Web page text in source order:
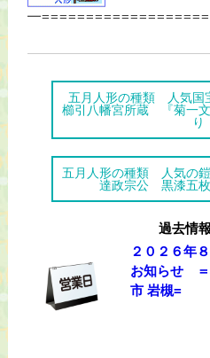
五月人形の種類 人気国
櫛引八幡宮所蔵 『菊一
り
五月人形の種類 人気の
達政宗公 黒漆五枚
過去情
２０２６年
お知らせ ＝
市 岩槻=